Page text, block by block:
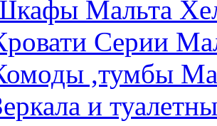
Мальта
Серии
,тумбы
и